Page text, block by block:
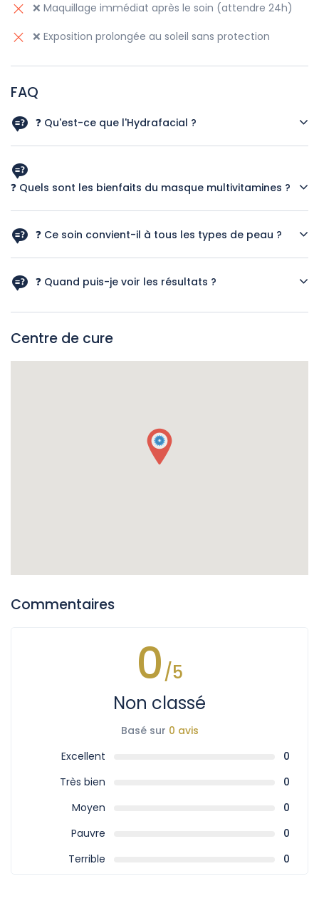
❌ Maquillage immédiat après le soin (attendre 24h)
❌ Exposition prolongée au soleil sans protection
FAQ
❓ Qu'est-ce que l'Hydrafacial ?
nettoie, exfolie et hydrate la peau en profondeur tout en
améliorant son éclat naturel.
❓ Quels sont les bienfaits du masque multivitamines ?
et réduit les signes de fatigue et du vieillissement.
❓ Ce soin convient-il à tous les types de peau ?
plus sensibles.
❓ Quand puis-je voir les résultats ?
Les résultats sont visibles immédiatement après la séance :
Centre de cure
Commentaires
0/5
Non classé
Basé sur 0 avis
Excellent
0
Très bien
0
Moyen
0
Pauvre
0
Terrible
0